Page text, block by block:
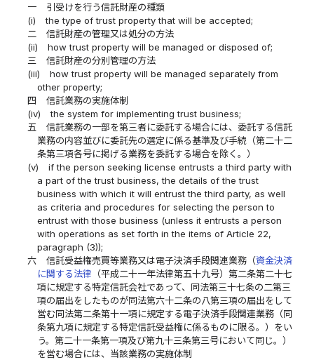
一
引受けを行う信託財産の種類
(i)
the type of trust property that will be accepted;
二
信託財産の管理又は処分の方法
(ii)
how trust property will be managed or disposed of;
三
信託財産の分別管理の方法
(iii)
how trust property will be managed separately from
other property;
四
信託業務の実施体制
(iv)
the system for implementing trust business;
五
信託業務の一部を第三者に委託する場合には、委託する信託
業務の内容並びに委託先の選定に係る基準及び手続（第二十二
条第三項各号に掲げる業務を委託する場合を除く。）
(v)
if the person seeking license entrusts a third party with
a part of the trust business, the details of the trust
business with which it will entrust the third party, as well
as criteria and procedures for selecting the person to
entrust with those business (unless it entrusts a person
with operations as set forth in the items of Article 22,
paragraph (3));
六
信託受益権売買等業務又は電子決済手段関連業務（資金決済
に関する法律 （平成二十一年法律第五十九号）第二条第二十七
項に規定する特定信託会社であって、同法第三十七条の二第三
項の届出をしたものが同法第六十二条の八第三項の届出をして
営む同法第二条第十一項に規定する電子決済手段関連業務（同
条第九項に規定する特定信託受益権に係るものに限る。）をい
う。第二十一条第一項及び第九十三条第三号において同じ。）
を営む場合には、当該業務の実施体制